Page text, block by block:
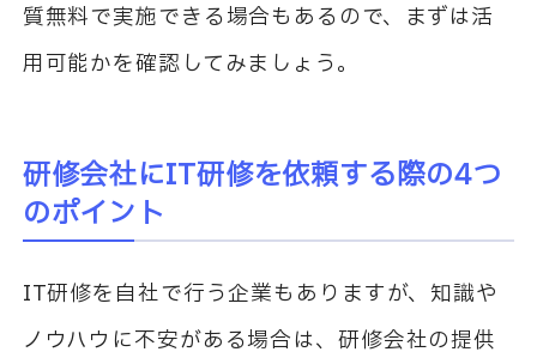
質無料で実施できる場合もあるので、まずは活
用可能かを確認してみましょう。
研修会社にIT研修を依頼する際の4つ
のポイント
IT研修を自社で行う企業もありますが、知識や
ノウハウに不安がある場合は、研修会社の提供